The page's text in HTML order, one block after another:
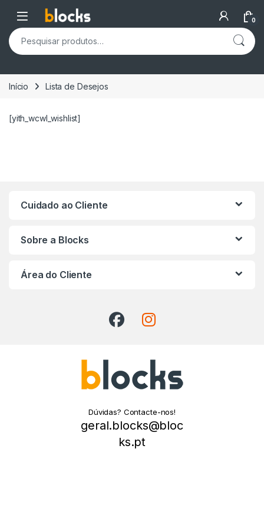
Skip to navigation
Skip to content
Open 0
Pesquisar por:
Início Lista de Desejos
[yith_wcwl_wishlist]
Cuidado ao Cliente
Sobre a Blocks
Área do Cliente
Dúvidas? Contacte-nos!
geral.blocks@bloc
ks.pt